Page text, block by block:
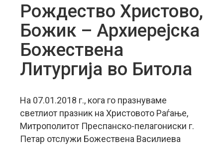
Рождество Христово,
Божик – Архиерејска
Божествена
Литургија во Битола
На 07.01.2018 г., кога го празнуваме
светлиот празник на Христовото Раѓање,
Митрополитот Преспанско-пелагониски г.
Петар отслужи Божествена Василиева